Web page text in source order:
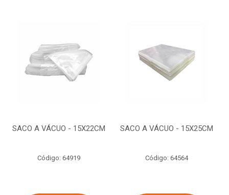
SACO A VÁCUO - 15X22CM
Código: 64919
SACO A VÁCUO - 15X25CM
Código: 64564